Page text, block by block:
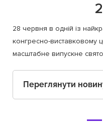
28 червня в одній із
конгресно-виставковому
масштабне випускне свято
Переглянути